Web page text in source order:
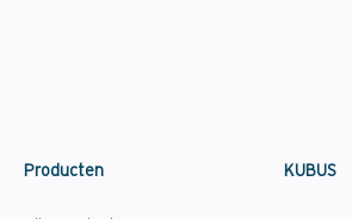
Producten KUBUS